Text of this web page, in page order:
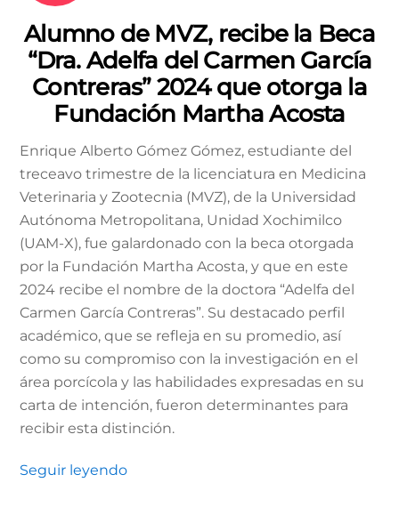
Alumno de MVZ, recibe la Beca
“Dra. Adelfa del Carmen García
Contreras” 2024 que otorga la
Fundación Martha Acosta
Enrique Alberto Gómez Gómez, estudiante del
treceavo trimestre de la licenciatura en Medicina
Veterinaria y Zootecnia (MVZ), de la Universidad
Autónoma Metropolitana, Unidad Xochimilco
(UAM-X), fue galardonado con la beca otorgada
por la Fundación Martha Acosta, y que en este
2024 recibe el nombre de la doctora “Adelfa del
Carmen García Contreras”. Su destacado perfil
académico, que se refleja en su promedio, así
como su compromiso con la investigación en el
área porcícola y las habilidades expresadas en su
carta de intención, fueron determinantes para
recibir esta distinción.
Seguir leyendo